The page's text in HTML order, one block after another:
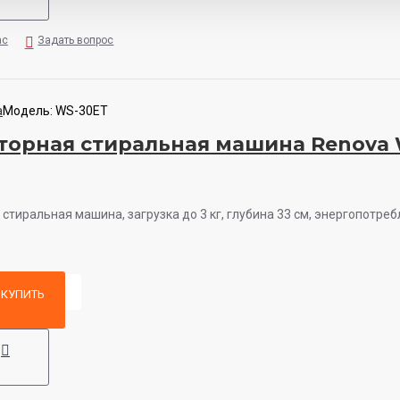
Задать вопрос
Модель: WS-30ET
стиральная машина Renova
машина, загрузка до 3 кг, глубина 33 см,
КУПИТЬ